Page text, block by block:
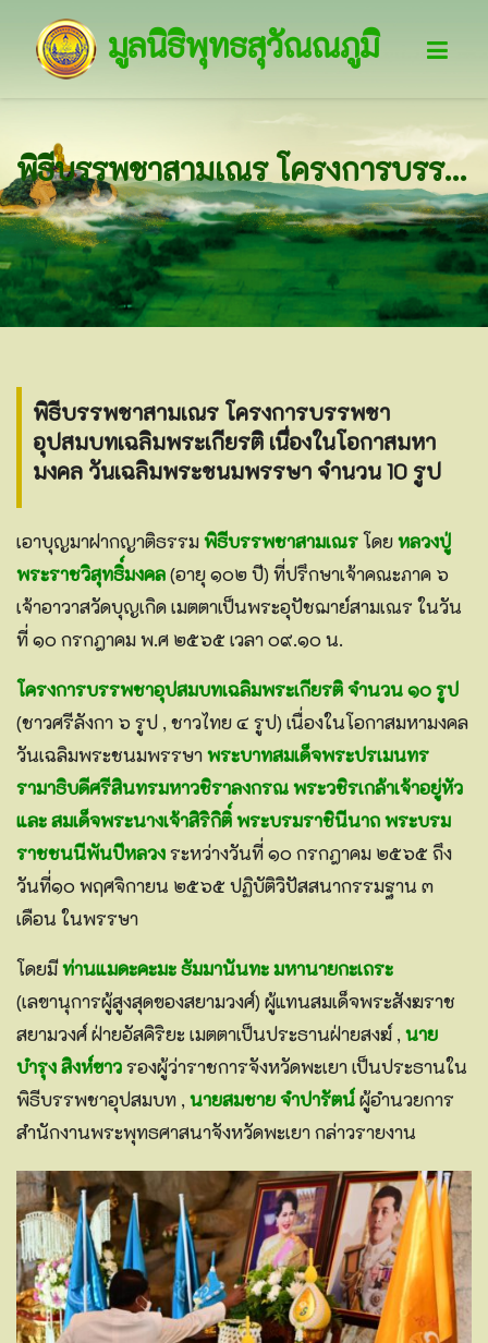
มูลนิธิพุทธสุวัณณภูมิ
พิธีบรรพชาสามเณร โครงการบรรพชาอุปสมบทเฉลิมพระเกียรติ เนื่องในโอกาสมหามงคล วันเฉลิมพระชนมพรรษา จำนวน 10 รูป
พิธีบรรพชาสามเณร โครงการบรรพชา
อุปสมบทเฉลิมพระเกียรติ เนื่องในโอกาสมหา
มงคล วันเฉลิมพระชนมพรรษา จำนวน 10 รูป
เอาบุญมาฝากญาติธรรมพิธีบรรพชาสามเณรโดยหลวงปู่
พระราชวิสุทธิ์มงคล(อายุ ๑๐๒ ปี) ที่ปรึกษาเจ้าคณะภาค ๖
เจ้าอาวาสวัดบุญเกิด เมตตาเป็นพระอุปัชฌาย์สามเณร ในวัน
ที่ ๑๐ กรกฎาคม พ.ศ ๒๕๖๕ เวลา ๐๙.๑๐ น.
โครงการบรรพชาอุปสมบทเฉลิมพระเกียรติ จำนวน ๑๐ รูป
(ชาวศรีลังกา ๖ รูป , ชาวไทย ๔ รูป) เนื่องในโอกาสมหามงคล
วันเฉลิมพระชนมพรรษาพระบาทสมเด็จพระปรเมนทร
รามาธิบดีศรีสินทรมหาวชิราลงกรณ พระวชิรเกล้าเจ้าอยู่หัว
และ สมเด็จพระนางเจ้าสิริกิติ์ พระบรมราชินีนาถ พระบรม
ราชชนนีพันปีหลวงระหว่างวันที่ ๑๐ กรกฎาคม ๒๕๖๕ ถึง
วันที่๑๐ พฤศจิกายน ๒๕๖๕ ปฏิบัติวิปัสสนากรรมฐาน ๓
เดือน ในพรรษา
โดยมีท่านแมดะคะมะ ธัมมานันทะ มหานายกะเถระ
(เลขานุการผู้สูงสุดของสยามวงศ์) ผู้แทนสมเด็จพระสังฆราช
สยามวงศ์ ฝ่ายอัสคิริยะ เมตตาเป็นประธานฝ่ายสงฆ์ , นาย
บำรุง สิงห์ขาวรองผู้ว่าราชการจังหวัดพะเยา เป็นประธานใน
พิธีบรรพชาอุปสมบท , นายสมชาย จำปารัตน์ผู้อำนวยการ
สำนักงานพระพุทธศาสนาจังหวัดพะเยา กล่าวรายงาน